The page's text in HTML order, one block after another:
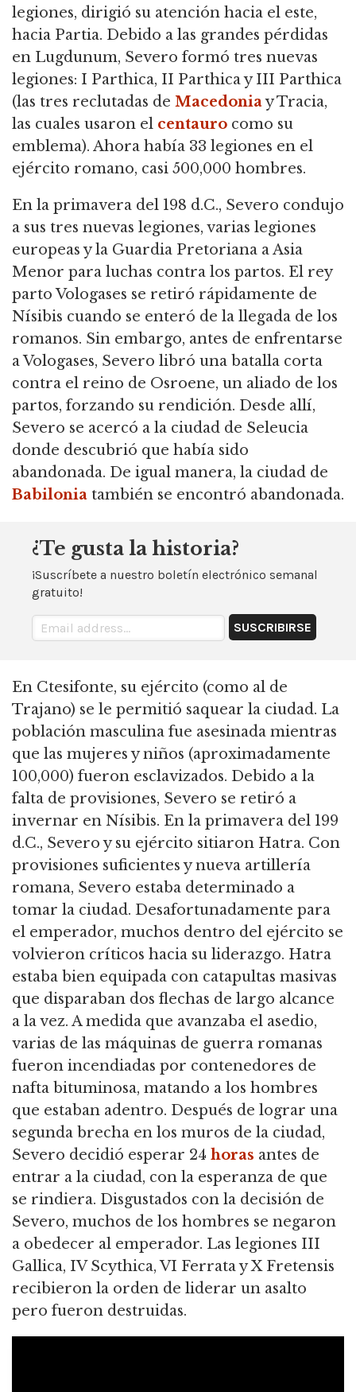
legiones, dirigió su atención hacia el este,
hacia Partia. Debido a las grandes pérdidas
en Lugdunum, Severo formó tres nuevas
legiones: I Parthica, II Parthica y III Parthica
(las tres reclutadas de Macedoniay Tracia,
las cuales usaron el centauro como su
emblema). Ahora había 33 legiones en el
ejército romano, casi 500,000 hombres.
En la primavera del 198 d.C., Severo condujo
a sus tres nuevas legiones, varias legiones
europeas y la Guardia Pretoriana a Asia
Menor para luchas contra los partos. El rey
parto Vologases se retiró rápidamente de
Nísibis cuando se enteró de la llegada de los
romanos. Sin embargo, antes de enfrentarse
a Vologases, Severo libró una batalla corta
contra el reino de Osroene, un aliado de los
partos, forzando su rendición. Desde allí,
Severo se acercó a la ciudad de Seleucia
donde descubrió que había sido
abandonada. De igual manera, la ciudad de
Babilonia también se encontró abandonada.
¿Te gusta la historia?
¡Suscríbete a nuestro boletín electrónico semanal
gratuito!
En Ctesifonte, su ejército (como al de
Trajano) se le permitió saquear la ciudad. La
población masculina fue asesinada mientras
que las mujeres y niños (aproximadamente
100,000) fueron esclavizados. Debido a la
falta de provisiones, Severo se retiró a
invernar en Nísibis. En la primavera del 199
d.C., Severo y su ejército sitiaron Hatra. Con
provisiones suficientes y nueva artillería
romana, Severo estaba determinado a
tomar la ciudad. Desafortunadamente para
el emperador, muchos dentro del ejército se
volvieron críticos hacia su liderazgo. Hatra
estaba bien equipada con catapultas masivas
que disparaban dos flechas de largo alcance
a la vez. A medida que avanzaba el asedio,
varias de las máquinas de guerra romanas
fueron incendiadas por contenedores de
nafta bituminosa, matando a los hombres
que estaban adentro. Después de lograr una
segunda brecha en los muros de la ciudad,
Severo decidió esperar 24 horas antes de
entrar a la ciudad, con la esperanza de que
se rindiera. Disgustados con la decisión de
Severo, muchos de los hombres se negaron
a obedecer al emperador. Las legiones III
Gallica, IV Scythica, VI Ferrata y X Fretensis
recibieron la orden de liderar un asalto
pero fueron destruidas.